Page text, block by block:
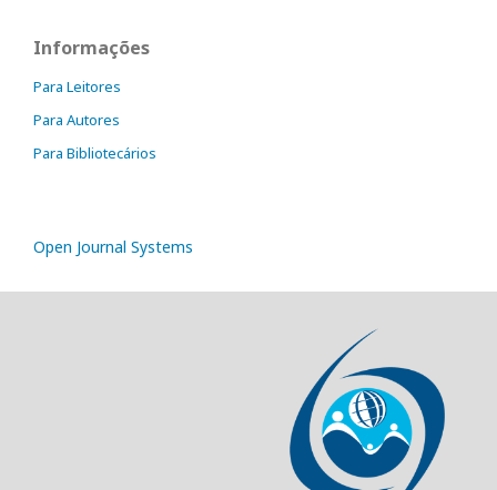
Informações
Para Leitores
Para Autores
Para Bibliotecários
Open Journal Systems